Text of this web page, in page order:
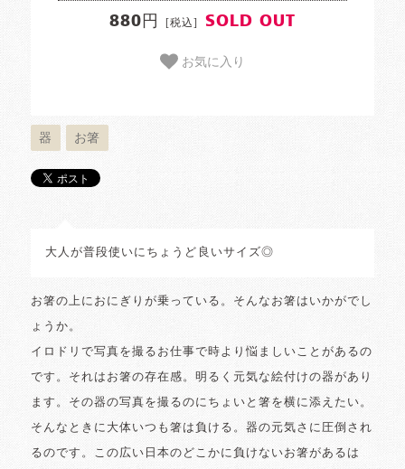
880円 [税込] SOLD OUT
お気に入り
器 お箸
大人が普段使いにちょうど良いサイズ◎
お箸の上におにぎりが乗っている。そんなお箸はいかがでし
ょうか。
イロドリで写真を撮るお仕事で時より悩ましいことがあるの
です。それはお箸の存在感。明るく元気な絵付けの器があり
ます。その器の写真を撮るのにちょいと箸を横に添えたい。
そんなときに大体いつも箸は負ける。器の元気さに圧倒され
るのです。この広い日本のどこかに負けないお箸があるは